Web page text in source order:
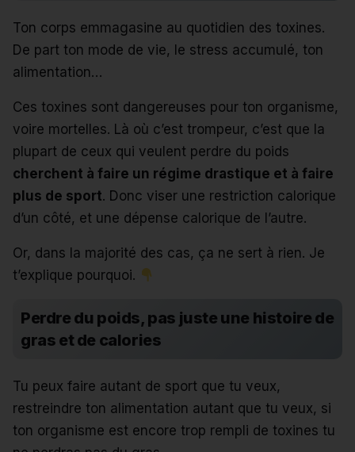
Ton corps emmagasine au quotidien des toxines.
De part ton mode de vie, le stress accumulé, ton
alimentation…
Ces toxines sont dangereuses pour ton organisme,
voire mortelles. Là où c’est trompeur, c’est que la
plupart de ceux qui veulent perdre du poids
cherchent à faire un régime drastique et à faire
plus de sport. Donc viser une restriction calorique
d’un côté, et une dépense calorique de l’autre.
Or, dans la majorité des cas, ça ne sert à rien. Je
t’explique pourquoi.
Perdre du poids, pas juste une histoire de
gras et de calories
Tu peux faire autant de sport que tu veux,
restreindre ton alimentation autant que tu veux, si
ton organisme est encore trop rempli de toxines tu